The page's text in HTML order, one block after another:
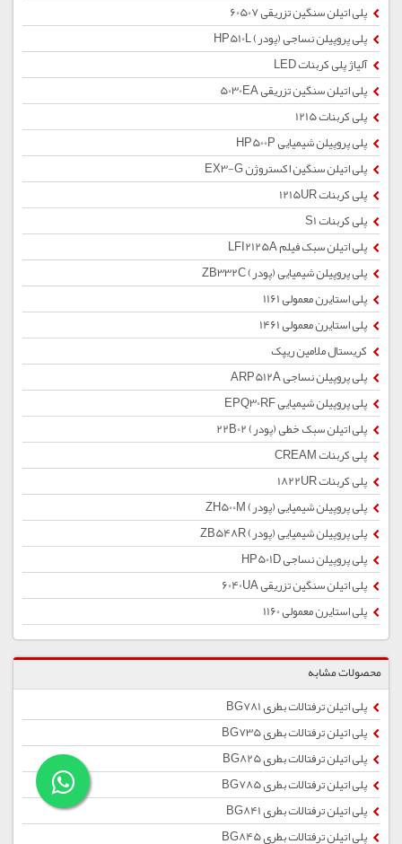
پلی اتیلن سنگین تزریقی 60507
پلی پروپیلن نساجی (پودر) HP510L
آلیاژ پلی کربنات LED
پلی اتیلن سنگین تزریقی 5030EA
پلی کربنات 1215
پلی پروپیلن شیمیایی HP500P
پلی اتیلن سنگین اکستروژن EX3-G
پلی کربنات 1215UR
پلی کربنات S1
پلی اتیلن سبک فیلم LFI2125A
پلی پروپیلن شیمیایی (پودر) ZB332C
پلی استایرن معمولی 1161
پلی استایرن معمولی 1461
کریستال ملامین ریپک
پلی پروپیلن نساجی ARP512A
پلی پروپیلن شیمیایی EPQ30RF
پلی اتیلن سبک خطی (پودر) 22B02
پلی کربنات CREAM
پلی کربنات 1822UR
پلی پروپیلن شیمیایی (پودر) ZH500M
پلی پروپیلن شیمیایی (پودر) ZB548R
پلی پروپیلن نساجی HP501D
پلی اتیلن سنگین تزریقی 6040UA
پلی استایرن معمولی 1160
محصولات مشابه
پلی اتیلن ترفتالات بطری BG781
پلی اتیلن ترفتالات بطری BG735
پلی اتیلن ترفتالات بطری BG825
پلی اتیلن ترفتالات بطری BG785
پلی اتیلن ترفتالات بطری BG841
پلی اتیلن ترفتالات بطری BG845